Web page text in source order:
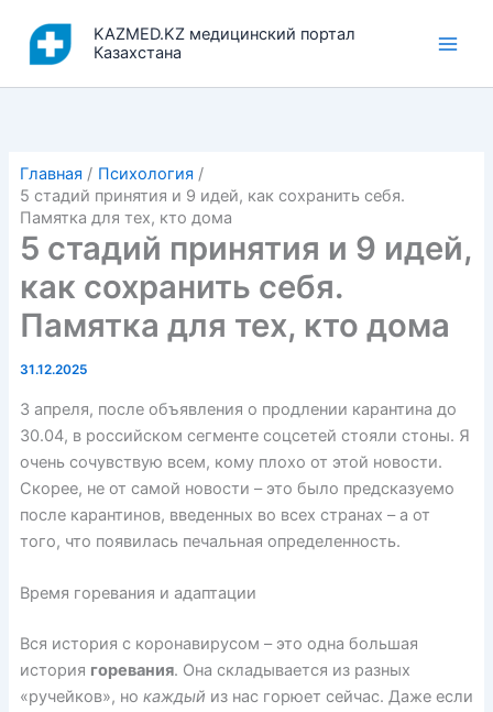
содержимому
KAZMED.KZ медицинский портал
Казахстана
Главная
Психология
5 стадий принятия и 9 идей, как сохранить себя.
Памятка для тех, кто дома
5 стадий принятия и 9 идей,
как сохранить себя.
Памятка для тех, кто дома
31.12.2025
3 апреля, после объявления о продлении карантина до
30.04, в российском сегменте соцсетей стояли стоны. Я
очень сочувствую всем, кому плохо от этой новости.
Скорее, не от самой новости – это было предсказуемо
после карантинов, введенных во всех странах – а от
того, что появилась печальная определенность.
Время горевания и адаптации
Вся история с коронавирусом – это одна большая
история горевания. Она складывается из разных
«ручейков», но каждый из нас горюет сейчас. Даже если